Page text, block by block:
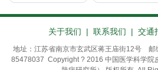
关于我们 | 联系我们 | 交通
地址：江苏省南京市玄武区蒋王庙街12号
85478037 Copyright ? 2016 中国医学科学院